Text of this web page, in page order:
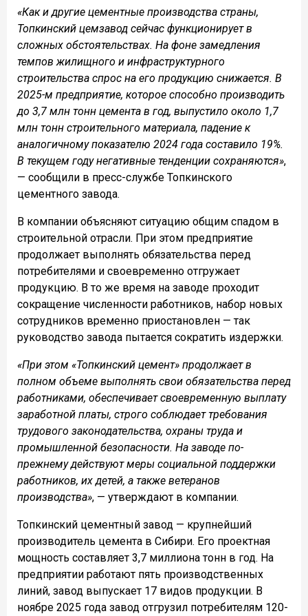
«Как и другие цементные производства страны,
Топкинский цемзавод сейчас функционирует в
сложных обстоятельствах. На фоне замедления
темпов жилищного и инфраструктурного
строительства спрос на его продукцию снижается. В
2025-м предприятие, которое способно производить
до 3,7 млн тонн цемента в год, выпустило около 1,7
млн тонн строительного материала, падение к
аналогичному показателю 2024 года составило 19%.
В текущем году негативные тенденции сохраняются»,
— сообщили в пресс-службе Топкинского
цементного завода.
В компании объясняют ситуацию общим спадом в
строительной отрасли. При этом предприятие
продолжает выполнять обязательства перед
потребителями и своевременно отгружает
продукцию. В то же время на заводе проходит
сокращение численности работников, набор новых
сотрудников временно приостановлен — так
руководство завода пытается сократить издержки.
«При этом «Топкинский цемент» продолжает в
полном объеме выполнять свои обязательства перед
работниками, обеспечивает своевременную выплату
заработной платы, строго соблюдает требования
трудового законодательства, охраны труда и
промышленной безопасности. На заводе по-
прежнему действуют меры социальной поддержки
работников, их детей, а также ветеранов
производства», — утверждают в компании.
Топкинский цементный завод — крупнейший
производитель цемента в Сибири. Его проектная
мощность составляет 3,7 миллиона тонн в год. На
предприятии работают пять производственных
линий, завод выпускает 17 видов продукции. В
ноябре 2025 года завод отгрузил потребителям 120-